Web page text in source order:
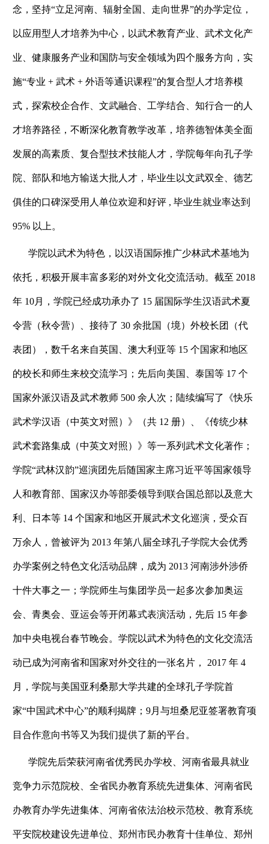
念，坚持“立足河南、辐射全国、走向世界”的办学定位，
以应用型人才培养为中心，以武术教育产业、武术文化产
业、健康服务产业和国防与安全领域为四个服务方向，实
施“专业 + 武术 + 外语等通识课程”的复合型人才培养模
式，探索校企合作、文武融合、工学结合、知行合一的人
才培养路径，不断深化教育教学改革，培养德智体美全面
发展的高素质、复合型技术技能人才，学院每年向孔子学
院、部队和地方输送大批人才，毕业生以文武双全、德艺
俱佳的口碑深受用人单位欢迎和好评 , 毕业生就业率达到
95% 以上。
学院以武术为特色，以汉语国际推广少林武术基地为
依托，积极开展丰富多彩的对外文化交流活动。截至 2018
年 10月，学院已经成功承办了 15 届国际学生汉语武术夏
令营（秋令营）、接待了 30 余批国（境）外校长团（代
表团），数千名来自英国、澳大利亚等 15 个国家和地区
的校长和师生来校交流学习；先后向美国、泰国等 17 个
国家外派汉语及武术教师 500 余人次；陆续编写了《快乐
武术学汉语（中英文对照）》（共 12 册）、《传统少林
武术套路集成（中英文对照）》等一系列武术文化著作；
学院“武林汉韵”巡演团先后随国家主席习近平等国家领导
人和教育部、国家汉办等部委领导到联合国总部以及意大
利、日本等 14 个国家和地区开展武术文化巡演，受众百
万余人，曾被评为 2013 年第八届全球孔子学院大会优秀
办学案例之特色文化活动品牌，成为 2013 河南涉外涉侨
十件大事之一；学院师生与集团学员一起多次参加奥运
会、青奥会、亚运会等开闭幕式表演活动，先后 15 年参
加中央电视台春节晚会。学院以武术为特色的文化交流活
动已成为河南省和国家对外交往的一张名片， 2017 年 4
月，学院与美国亚利桑那大学共建的全球孔子学院首
家“中国武术中心”的顺利揭牌；9月与坦桑尼亚签署教育项
目合作意向书等又为我们提供了新的平台。
学院先后荣获河南省优秀民办学校、河南省最具就业
竞争力示范院校、全省民办教育系统先进集体、河南省民
办教育办学先进集体、河南省依法治校示范校、教育系统
平安院校建设先进单位、郑州市民办教育十佳单位、郑州